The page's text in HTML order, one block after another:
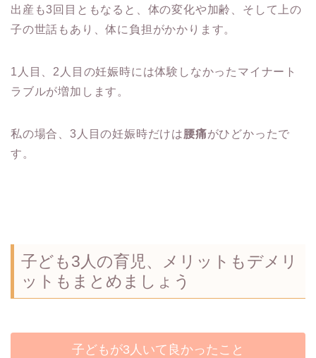
出産も3回目ともなると、体の変化や加齢、そして上の
子の世話もあり、体に負担がかかります。
1人目、2人目の妊娠時には体験しなかったマイナート
ラブルが増加します。
私の場合、3人目の妊娠時だけは腰痛がひどかったで
す。
子ども3人の育児、メリットもデメリ
ットもまとめましょう
子どもが3人いて良かったこと